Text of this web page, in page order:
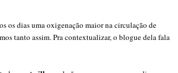
os dias uma oxigenação maior na circulação de
tanto assim. Pra contextualizar, o blogue dela fala